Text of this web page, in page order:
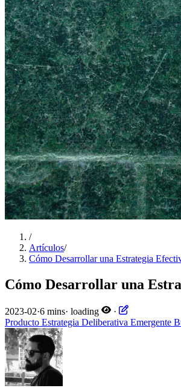
/
Artículos/
Cómo Desarrollar una Estrategia
Cómo Desarrollar una
2023-02·6 mins· loading
·
Producto Estrategia Deliberativa Emergente